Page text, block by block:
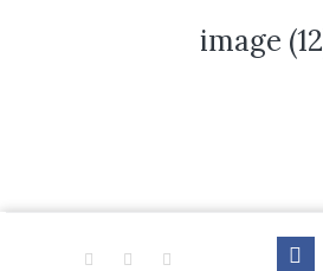
Prestations
image